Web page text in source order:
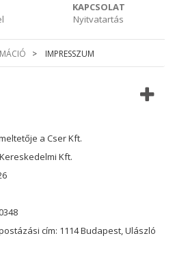
KAPCSOLAT
Nyitvatartás
> IMPRESSZUM
a Cser Kft.
Kft.
cím: 1114 Budapest, Ulászló